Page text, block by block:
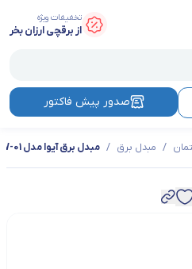
تخفیفات ویژه
از برقچی ارزان بخر
صدور پیش فاکتور
/ مبدل برق / مبدل برق آیوا مدل AW-01